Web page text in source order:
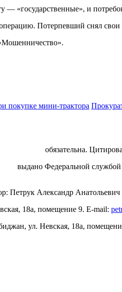
«государственные», и
Потерпевший снял
покупке мини-трактора
обязательна.
выдано Федеральной
Петрук Александр Анатольевич
18а, помещение 9. E-mail:
ул. Невская, 18а,